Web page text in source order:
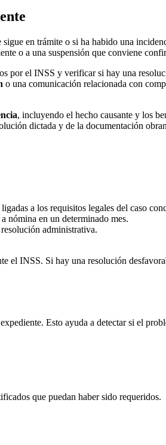
en trámite o si ha habido una
o a una suspensión que conviene
por el INSS y verificar si hay una
o una comunicación relacionada con
, incluyendo el hecho causante y los
dictada y de la documentación
a los requisitos legales del caso
nómina en un determinado mes.
administrativa.
el INSS. Si hay una resolución
Esto ayuda a detectar si el
que puedan haber sido requeridos.